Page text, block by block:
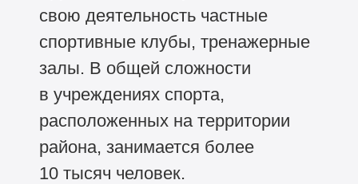
свою деятельность частные
спортивные клубы, тренажерные
залы. В общей сложности
в учреждениях спорта,
расположенных на территории
района, занимается более
10 тысяч человек.